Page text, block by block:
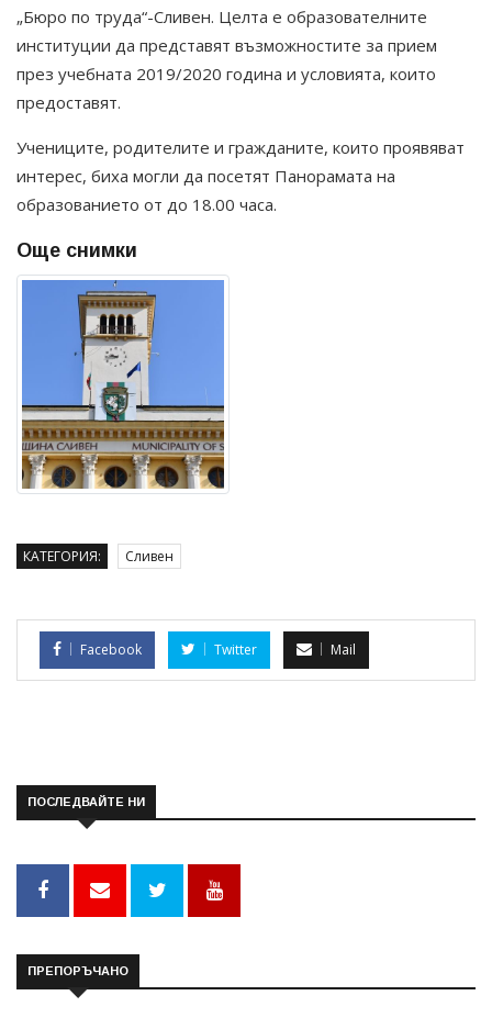
„Бюро по труда“-Сливен. Целта е образователните
институции да представят възможностите за прием
през учебната 2019/2020 година и условията, които
предоставят.
Учениците, родителите и гражданите, които проявяват
интерес, биха могли да посетят Панорамата на
образованието от до 18.00 часа.
Още снимки
КАТЕГОРИЯ: Сливен
Facebook Twitter Mail
ПОСЛЕДВАЙТЕ НИ
ПРЕПОРЪЧАНО